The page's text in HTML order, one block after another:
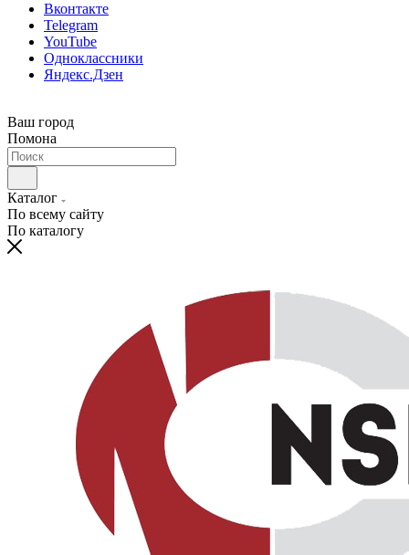
Вконтакте
Telegram
YouTube
Одноклассники
Яндекс.Дзен
Ваш город
Помона
Каталог
По всему сайту
По каталогу